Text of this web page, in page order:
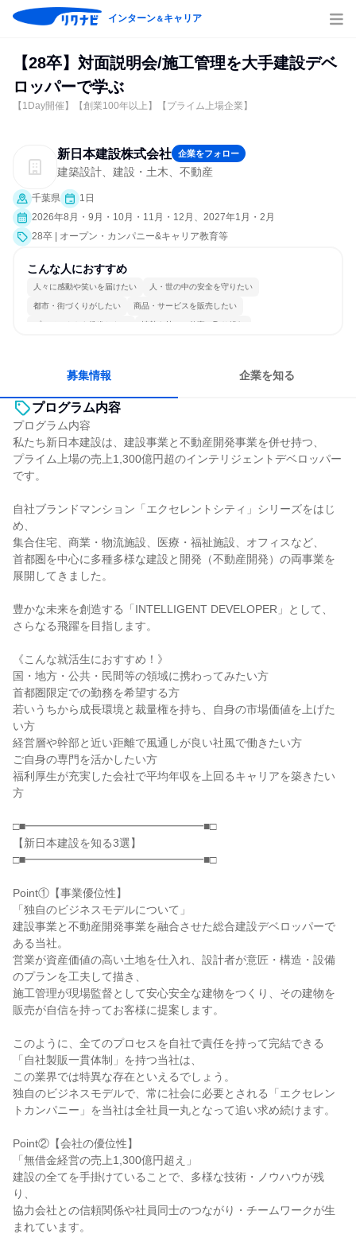
インターン＆キャリア
【28卒】対面説明会/施工管理を大手建設デベ
ロッパーで学ぶ
【1Day開催】【創業100年以上】【プライム上場企業】
新日本建設株式会社 企業をフォロー
建築設計、建設・土木、不動産
千葉県
1日
2026年8月・9月・10月・11月・12月、2027年1月・2月
28卒 | オープン・カンパニー&キャリア教育等
こんな人におすすめ
人々に感動や笑いを届けたい 人・世の中の安全を守りたい
都市・街づくりがしたい 商品・サービスを販売したい
プロジェクトを推進したい 情熱を持って仕事に取り組む
募集情報 企業を知る
プログラム内容
プログラム内容
私たち新日本建設は、建設事業と不動産開発事業を併せ持つ、
プライム上場の売上1,300億円超のインテリジェントデベロッパー
です。
自社ブランドマンション「エクセレントシティ」シリーズをはじ
め、
集合住宅、商業・物流施設、医療・福祉施設、オフィスなど、
首都圏を中心に多種多様な建設と開発（不動産開発）の両事業を
展開してきました。
豊かな未来を創造する「INTELLIGENT DEVELOPER」として、
さらなる飛躍を目指します。
《こんな就活生におすすめ！》
国・地方・公共・民間等の領域に携わってみたい方
首都圏限定での勤務を希望する方
若いうちから成長環境と裁量権を持ち、自身の市場価値を上げた
い方
経営層や幹部と近い距離で風通しが良い社風で働きたい方
ご自身の専門を活かしたい方
福利厚生が充実した会社で平均年収を上回るキャリアを築きたい
方
□■━━━━━━━━━━━━━━━━■□
【新日本建設を知る3選】
□■━━━━━━━━━━━━━━━━■□
Point①【事業優位性】
「独自のビジネスモデルについて」
建設事業と不動産開発事業を融合させた総合建設デベロッパーで
ある当社。
営業が資産価値の高い土地を仕入れ、設計者が意匠・構造・設備
のプランを工夫して描き、
施工管理が現場監督として安心安全な建物をつくり、その建物を
販売が自信を持ってお客様に提案します。
このように、全てのプロセスを自社で責任を持って完結できる
「自社製販一貫体制」を持つ当社は、
この業界では特異な存在といえるでしょう。
独自のビジネスモデルで、常に社会に必要とされる「エクセレン
トカンパニー」を当社は全社員一丸となって追い求め続けます。
Point②【会社の優位性】
「無借金経営の売上1,300億円超え」
建設の全てを手掛けていることで、多様な技術・ノウハウが残
り、
協力会社との信頼関係や社員同士のつながり・チームワークが生
まれています。